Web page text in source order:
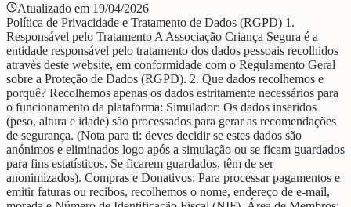
Atualizado em 19/04/2026
Política de Privacidade e Tratamento de Dados (RGPD) 1.
Responsável pelo Tratamento A Associação Criança Segura é a
entidade responsável pelo tratamento dos dados pessoais recolhidos
através deste website, em conformidade com o Regulamento Geral
sobre a Proteção de Dados (RGPD). 2. Que dados recolhemos e
porquê? Recolhemos apenas os dados estritamente necessários para
o funcionamento da plataforma: Simulador: Os dados inseridos
(peso, altura e idade) são processados para gerar as recomendações
de segurança. (Nota para ti: deves decidir se estes dados são
anónimos e eliminados logo após a simulação ou se ficam guardados
para fins estatísticos. Se ficarem guardados, têm de ser
anonimizados). Compras e Donativos: Para processar pagamentos e
emitir faturas ou recibos, recolhemos o nome, endereço de e-mail,